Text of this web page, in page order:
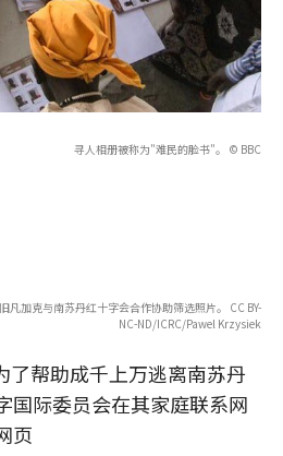
寻人相册被称为"难民的脸书"。 © BBC
凡加克与南苏丹红十字会合作协助筛选照片。 CC BY-
NC-ND/ICRC/Pawel Krzysiek
帮助成千上万逃离南苏丹
国际委员会在其家庭联系网
页